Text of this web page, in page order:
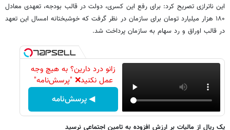
این ناترازی تصریح کرد: برای رفع این کسری، دولت در قالب بودجه، تعهدی معادل
۱۸۰ هزار میلیارد تومان برای سازمان در نظر گرفت که خوشبختانه امسال این تعهد
در قالب اوراق و رد سهام به سازمان پرداخت شد.
زانو درد دارین؟ به هیچ وجه
عمل نکنید❌ "پرسش‌نامه"
◀ پرسش‌نامه
یک ریال از مالیات بر ارزش افزوده به تامین اجتماعی نرسید